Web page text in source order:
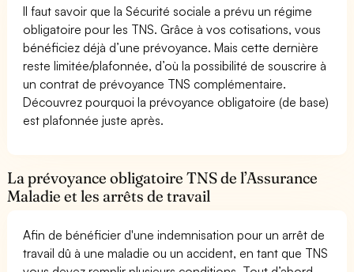
Il faut savoir que la Sécurité sociale a prévu un régime
obligatoire pour les TNS. Grâce à vos cotisations, vous
bénéficiez déjà d’une prévoyance. Mais cette dernière
reste limitée/plafonnée, d’où la possibilité de souscrire à
un contrat de prévoyance TNS complémentaire.
Découvrez pourquoi la prévoyance obligatoire (de base)
est plafonnée juste après.
La prévoyance obligatoire TNS de l’Assurance
Maladie et les arrêts de travail
Afin de bénéficier d'une indemnisation pour un arrêt de
travail dû à une maladie ou un accident, en tant que TNS